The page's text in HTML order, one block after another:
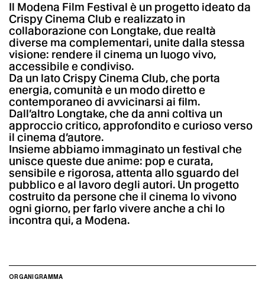
Il Modena Film Festival è un progetto ideato da
Crispy Cinema Club e realizzato in
collaborazione con Longtake, due realtà
diverse ma complementari, unite dalla stessa
visione: rendere il cinema un luogo vivo,
accessibile e condiviso.
Da un lato Crispy Cinema Club, che porta
energia, comunità e un modo diretto e
contemporaneo di avvicinarsi ai film.
Dall’altro Longtake, che da anni coltiva un
approccio critico, approfondito e curioso verso
il cinema d’autore.
Insieme abbiamo immaginato un festival che
unisce queste due anime: pop e curata,
sensibile e rigorosa, attenta allo sguardo del
pubblico e al lavoro degli autori. Un progetto
costruito da persone che il cinema lo vivono
ogni giorno, per farlo vivere anche a chi lo
incontra qui, a Modena.
ORGANIGRAMMA